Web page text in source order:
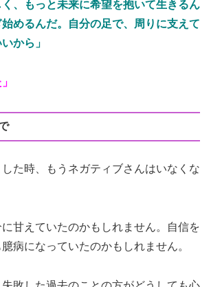
、もっと未来に希望を抱いて生きるん
めるんだ。自分の足で、周りに支えて
から」
た時、もうネガティブさんはいなくな
甘えていたのかもしれません。自信を
病になっていたのかもしれません。